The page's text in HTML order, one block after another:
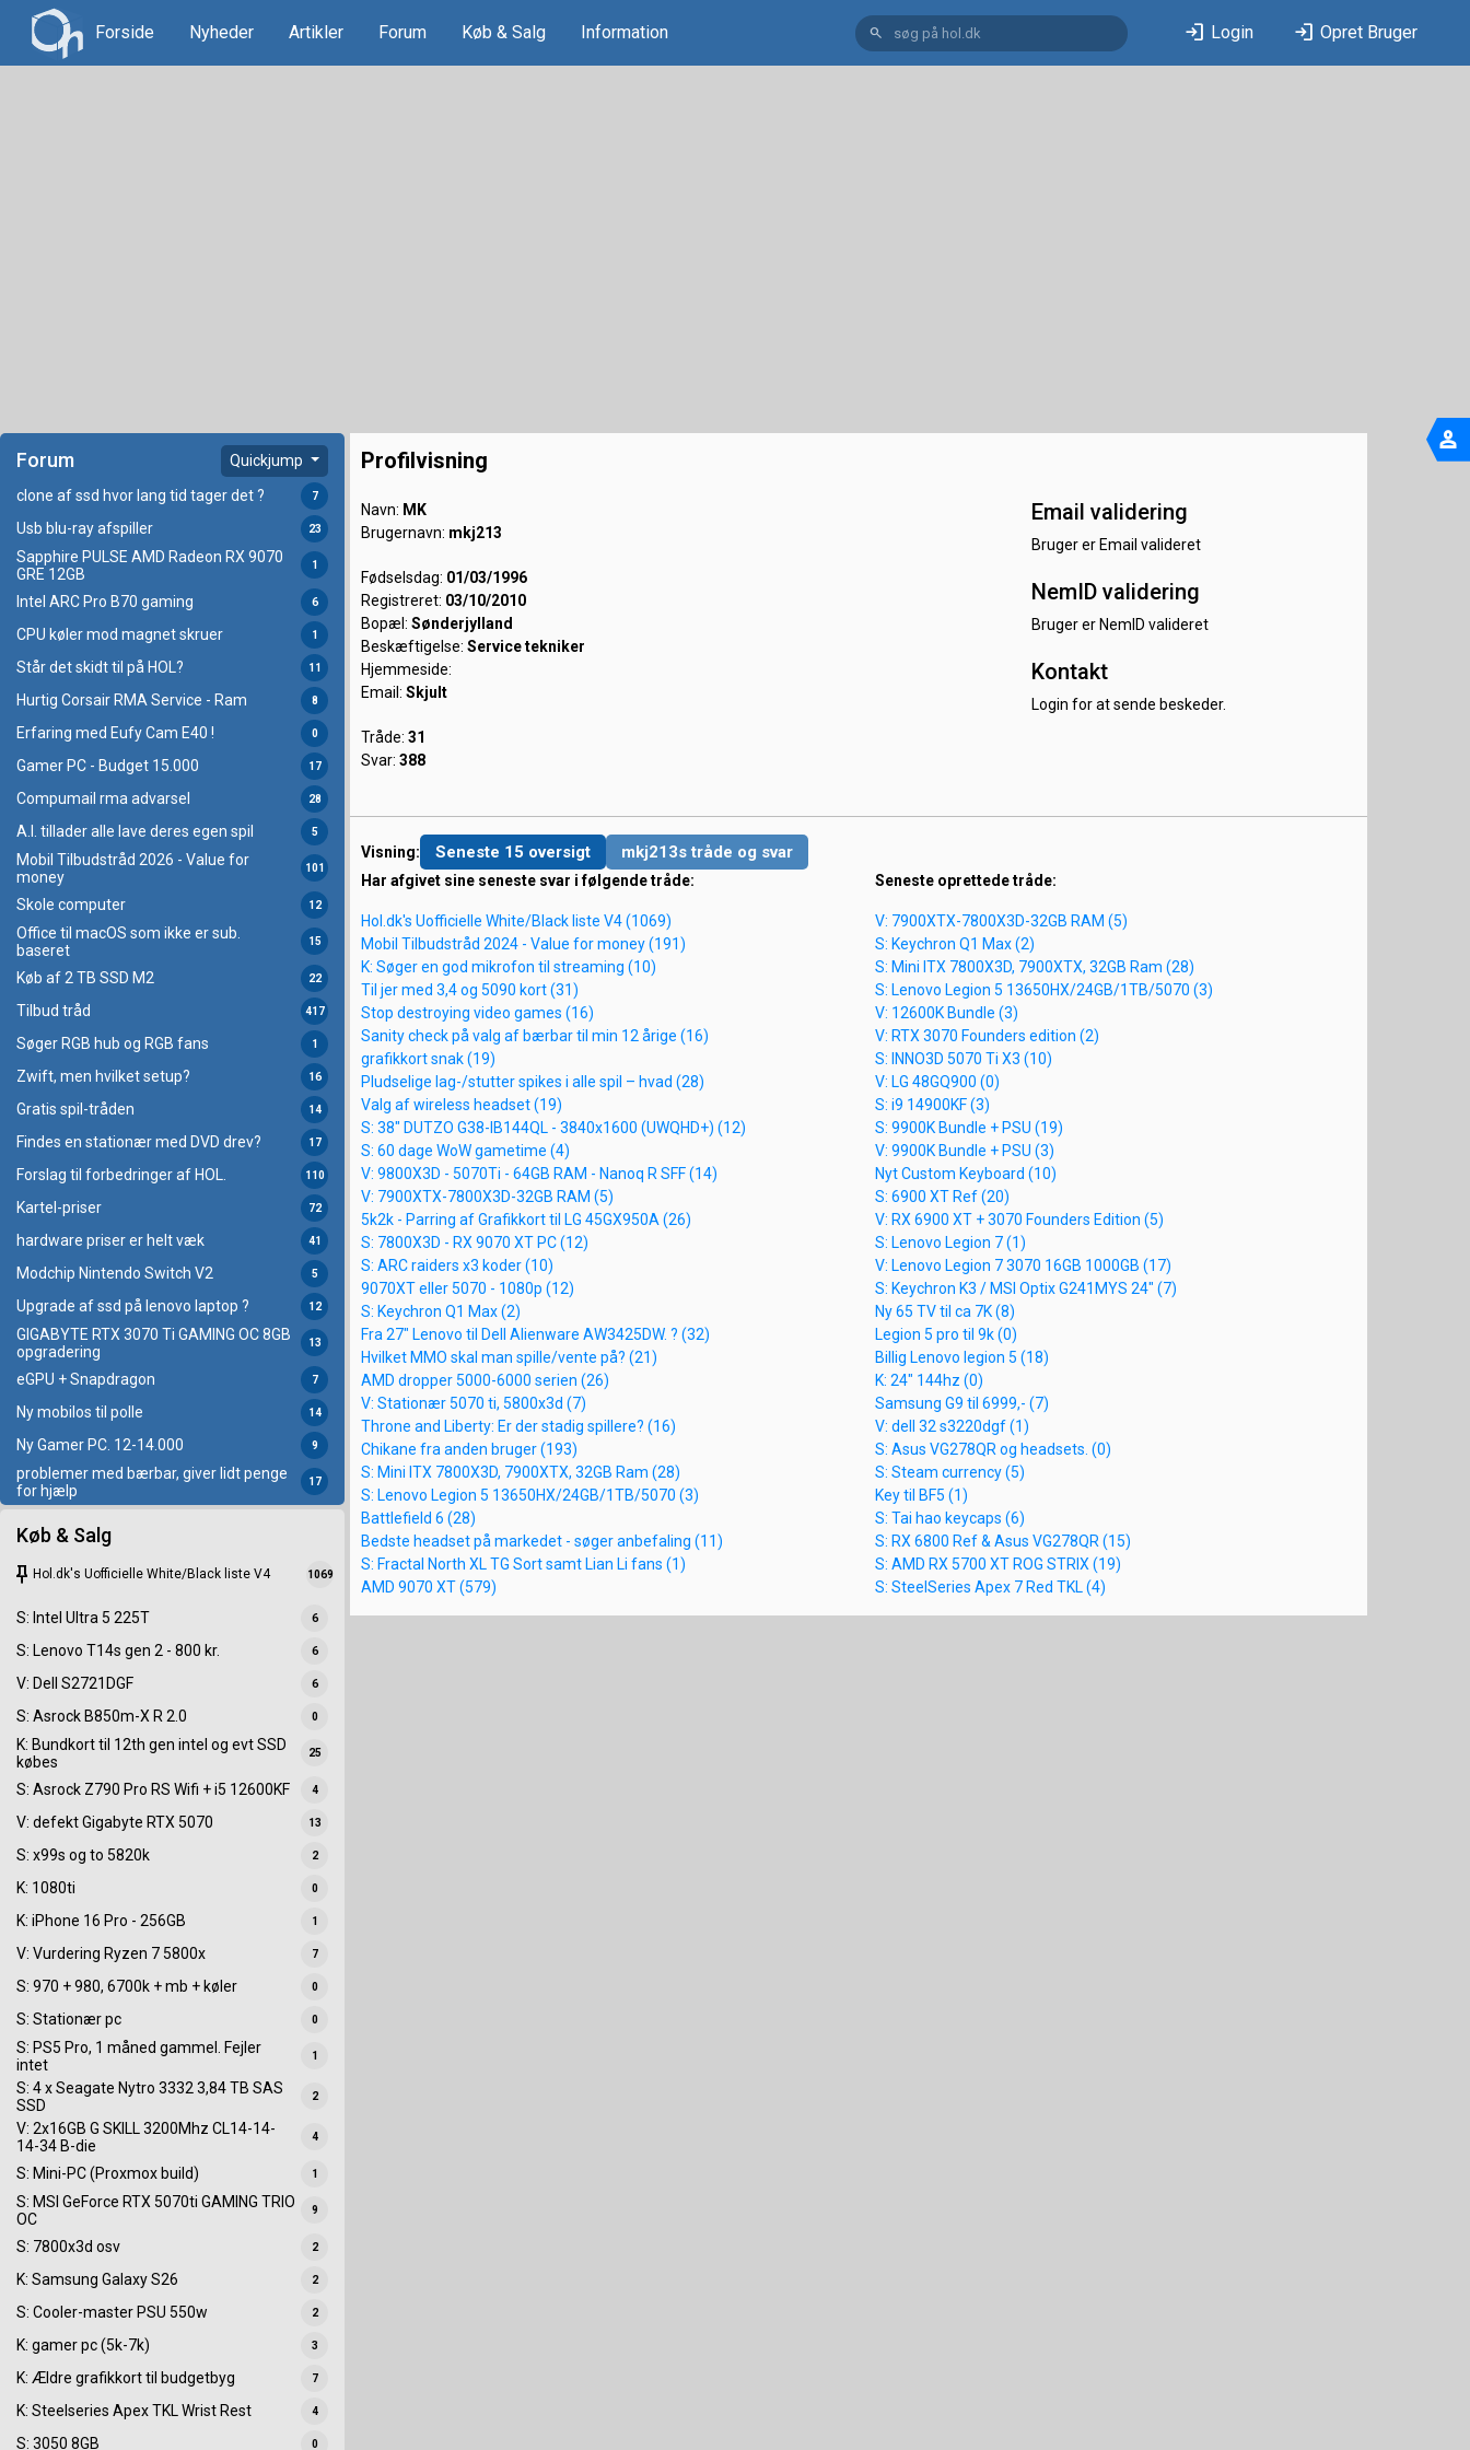
Forside Nyheder Artikler Forum Køb & Salg Information search login Login login Opret Bruger
Forum Quickjump
clone af ssd hvor lang tid tager det ? 7
Usb blu-ray afspiller 23
Sapphire PULSE AMD Radeon RX 9070
GRE 12GB
1
Intel ARC Pro B70 gaming 6
CPU køler mod magnet skruer 1
Står det skidt til på HOL? 11
Hurtig Corsair RMA Service - Ram 8
Erfaring med Eufy Cam E40 ! 0
Gamer PC - Budget 15.000 17
Compumail rma advarsel 28
A.I. tillader alle lave deres egen spil 5
Mobil Tilbudstråd 2026 - Value for
money
101
Skole computer 12
Office til macOS som ikke er sub.
baseret
15
Køb af 2 TB SSD M2 22
Tilbud tråd 417
Søger RGB hub og RGB fans 1
Zwift, men hvilket setup? 16
Gratis spil-tråden 14
Findes en stationær med DVD drev? 17
Forslag til forbedringer af HOL. 110
Kartel-priser 72
hardware priser er helt væk 41
Modchip Nintendo Switch V2 5
Upgrade af ssd på lenovo laptop ? 12
GIGABYTE RTX 3070 Ti GAMING OC 8GB
opgradering
13
eGPU + Snapdragon 7
Ny mobilos til polle 14
Ny Gamer PC. 12-14.000 9
problemer med bærbar, giver lidt penge
for hjælp
17
Køb & Salg
keep Hol.dk's Uofficielle White/Black liste V4 1069
S: Intel Ultra 5 225T 6
S: Lenovo T14s gen 2 - 800 kr. 6
V: Dell S2721DGF 6
S: Asrock B850m-X R 2.0 0
K: Bundkort til 12th gen intel og evt SSD
købes
25
S: Asrock Z790 Pro RS Wifi + i5 12600KF 4
V: defekt Gigabyte RTX 5070 13
S: x99s og to 5820k 2
K: 1080ti 0
K: iPhone 16 Pro - 256GB 1
V: Vurdering Ryzen 7 5800x 7
S: 970 + 980, 6700k + mb + køler 0
S: Stationær pc 0
S: PS5 Pro, 1 måned gammel. Fejler
intet
1
S: 4 x Seagate Nytro 3332 3,84 TB SAS
SSD
2
V: 2x16GB G SKILL 3200Mhz CL14-14-
14-34 B-die
4
S: Mini-PC (Proxmox build) 1
S: MSI GeForce RTX 5070ti GAMING TRIO
OC
9
S: 7800x3d osv 2
K: Samsung Galaxy S26 2
S: Cooler-master PSU 550w 2
K: gamer pc (5k-7k) 3
K: Ældre grafikkort til budgetbyg 7
K: Steelseries Apex TKL Wrist Rest 4
S: 3050 8GB 0
Profilvisning
Navn: MK
Brugernavn: mkj213
Fødselsdag: 01/03/1996
Registreret: 03/10/2010
Bopæl: Sønderjylland
Beskæftigelse: Service tekniker
Hjemmeside:
Email: Skjult
Tråde: 31
Svar: 388
Email validering
Bruger er Email valideret
NemID validering
Bruger er NemID valideret
Kontakt
Login for at sende beskeder.
Visning: Seneste 15 oversigt mkj213s tråde og svar
Har afgivet sine seneste svar i følgende tråde:
Hol.dk's Uofficielle White/Black liste V4 (1069)
Mobil Tilbudstråd 2024 - Value for money (191)
K: Søger en god mikrofon til streaming (10)
Til jer med 3,4 og 5090 kort (31)
Stop destroying video games (16)
Sanity check på valg af bærbar til min 12 årige (16)
grafikkort snak (19)
Pludselige lag-/stutter spikes i alle spil – hvad (28)
Valg af wireless headset (19)
S: 38" DUTZO G38-IB144QL - 3840x1600 (UWQHD+) (12)
S: 60 dage WoW gametime (4)
V: 9800X3D - 5070Ti - 64GB RAM - Nanoq R SFF (14)
V: 7900XTX-7800X3D-32GB RAM (5)
5k2k - Parring af Grafikkort til LG 45GX950A (26)
S: 7800X3D - RX 9070 XT PC (12)
S: ARC raiders x3 koder (10)
9070XT eller 5070 - 1080p (12)
S: Keychron Q1 Max (2)
Fra 27" Lenovo til Dell Alienware AW3425DW. ? (32)
Hvilket MMO skal man spille/vente på? (21)
AMD dropper 5000-6000 serien (26)
V: Stationær 5070 ti, 5800x3d (7)
Throne and Liberty: Er der stadig spillere? (16)
Chikane fra anden bruger (193)
S: Mini ITX 7800X3D, 7900XTX, 32GB Ram (28)
S: Lenovo Legion 5 13650HX/24GB/1TB/5070 (3)
Battlefield 6 (28)
Bedste headset på markedet - søger anbefaling (11)
S: Fractal North XL TG Sort samt Lian Li fans (1)
AMD 9070 XT (579)
Seneste oprettede tråde:
V: 7900XTX-7800X3D-32GB RAM (5)
S: Keychron Q1 Max (2)
S: Mini ITX 7800X3D, 7900XTX, 32GB Ram (28)
S: Lenovo Legion 5 13650HX/24GB/1TB/5070 (3)
V: 12600K Bundle (3)
V: RTX 3070 Founders edition (2)
S: INNO3D 5070 Ti X3 (10)
V: LG 48GQ900 (0)
S: i9 14900KF (3)
S: 9900K Bundle + PSU (19)
V: 9900K Bundle + PSU (3)
Nyt Custom Keyboard (10)
S: 6900 XT Ref (20)
V: RX 6900 XT + 3070 Founders Edition (5)
S: Lenovo Legion 7 (1)
V: Lenovo Legion 7 3070 16GB 1000GB (17)
S: Keychron K3 / MSI Optix G241MYS 24" (7)
Ny 65 TV til ca 7K (8)
Legion 5 pro til 9k (0)
Billig Lenovo legion 5 (18)
K: 24" 144hz (0)
Samsung G9 til 6999,- (7)
V: dell 32 s3220dgf (1)
S: Asus VG278QR og headsets. (0)
S: Steam currency (5)
Key til BF5 (1)
S: Tai hao keycaps (6)
S: RX 6800 Ref & Asus VG278QR (15)
S: AMD RX 5700 XT ROG STRIX (19)
S: SteelSeries Apex 7 Red TKL (4)
person